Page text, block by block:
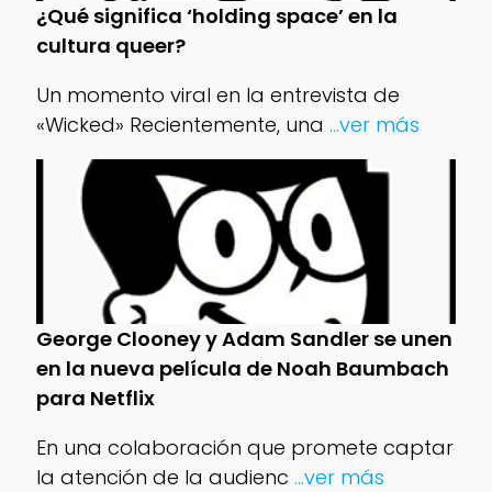
¿Qué significa ‘holding space’ en la
cultura queer?
Un momento viral en la entrevista de
«Wicked» Recientemente, una ...ver más
George Clooney y Adam Sandler se unen
en la nueva película de Noah Baumbach
para Netflix
En una colaboración que promete captar
la atención de la audienc ...ver más